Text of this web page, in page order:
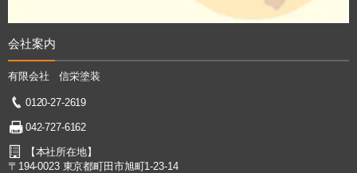
会社案内
有限会社 信栄塗装
0120-27-2619
042-727-6162
【本社所在地】
〒194-0023 東京都町田市旭町1-23-14